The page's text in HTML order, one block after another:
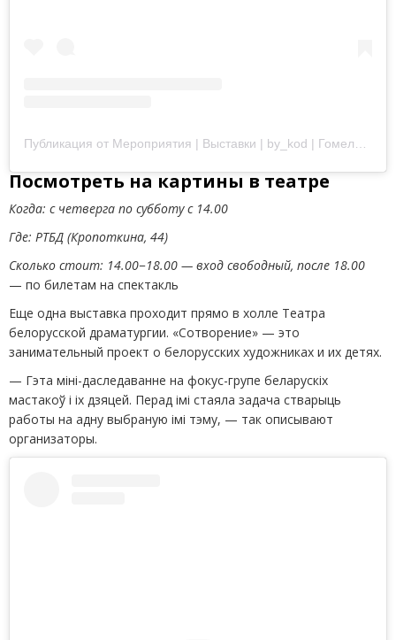
Публикация от Мероприятия | Выставки | by_kod | Гомель | Минск | Афиша (@vioska.art)
Посмотреть на картины в театре
Когда: с четверга по субботу с 14.00
Где: РТБД (Кропоткина, 44)
Сколько стоит: 14.00−18.00 — вход свободный, после 18.00
— по билетам на спектакль
Еще одна выставка проходит прямо в холле Театра
белорусской драматургии. «Сотворение» — это
занимательный проект о белорусских художниках и их детях.
— Гэта міні-даследаванне на фокус-групе беларускіх
мастакоў і іх дзяцей. Перад імі стаяла задача стварыць
работы на адну выбраную імі тэму, — так описывают
организаторы.